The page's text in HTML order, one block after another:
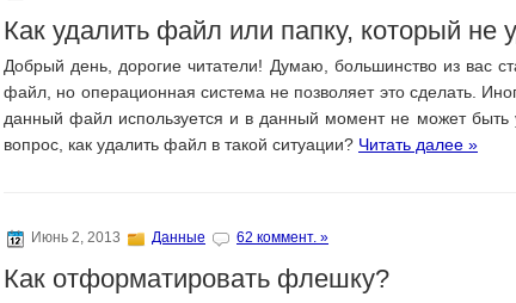
Как удалить файл или папку, который не
Добрый день, дорогие читатели! Думаю, большинство из вас
файл, но операционная система не позволяет это сделать.
данный файл используется и в данный момент не может быть
вопрос, как удалить файл в такой ситуации? Читать далее »
Июнь 2, 2013 Данные 62 коммент. »
Как отформатировать флешку?